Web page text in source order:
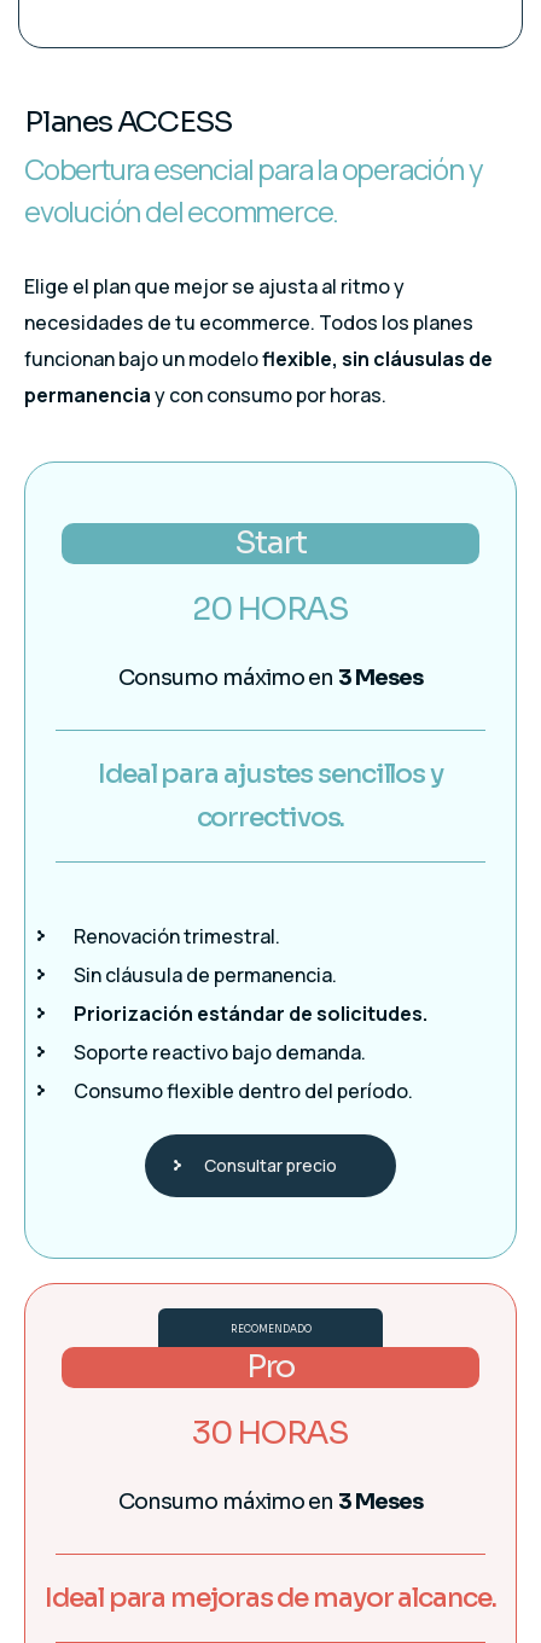
Planes ACCESS
Cobertura esencial para la operación y
evolución del ecommerce.
Elige el plan que mejor se ajusta al ritmo y
necesidades de tu ecommerce. Todos los planes
funcionan bajo un modeloflexible, sin cláusulas de
permanenciay con consumo por horas.
Start
20 HORAS
Consumo máximo en 3 Meses
Ideal para ajustes sencillos y
correctivos.
Renovación trimestral.
Sin cláusula de permanencia.
Priorización estándar de solicitudes.
Soporte reactivo bajo demanda.
Consumo flexible dentro del período.
Consultar precio
RECOMENDADO
Pro
30 HORAS
Consumo máximo en 3 Meses
Ideal para mejoras de mayor alcance.